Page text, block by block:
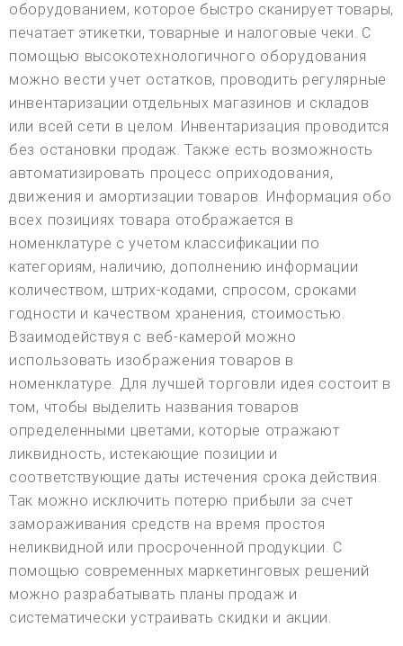
оборудованием, которое быстро сканирует товары,
печатает этикетки, товарные и налоговые чеки. С
помощью высокотехнологичного оборудования
можно вести учет остатков, проводить регулярные
инвентаризации отдельных магазинов и складов
или всей сети в целом. Инвентаризация проводится
без остановки продаж. Также есть возможность
автоматизировать процесс оприходования,
движения и амортизации товаров. Информация обо
всех позициях товара отображается в
номенклатуре с учетом классификации по
категориям, наличию, дополнению информации
количеством, штрих-кодами, спросом, сроками
годности и качеством хранения, стоимостью.
Взаимодействуя с веб-камерой можно
использовать изображения товаров в
номенклатуре. Для лучшей торговли идея состоит в
том, чтобы выделить названия товаров
определенными цветами, которые отражают
ликвидность, истекающие позиции и
соответствующие даты истечения срока действия.
Так можно исключить потерю прибыли за счет
замораживания средств на время простоя
неликвидной или просроченной продукции. С
помощью современных маркетинговых решений
можно разрабатывать планы продаж и
систематически устраивать скидки и акции.